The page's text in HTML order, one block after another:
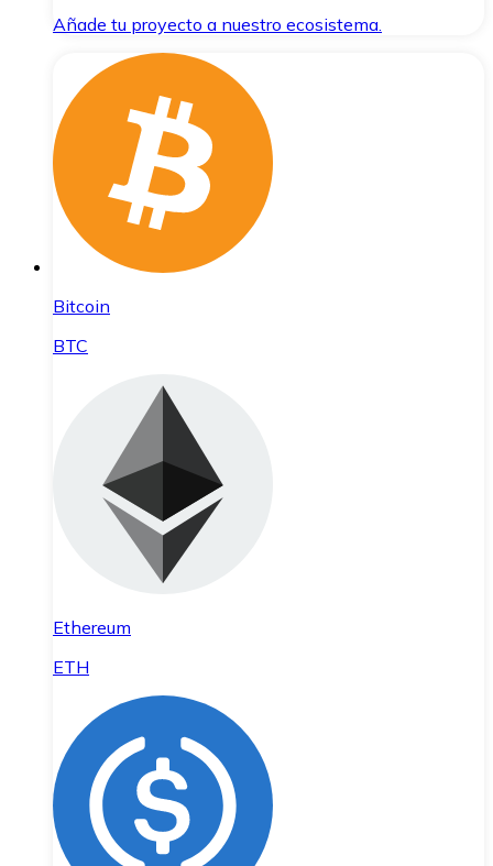
Añade tu proyecto a nuestro ecosistema.
Bitcoin
BTC
Ethereum
ETH